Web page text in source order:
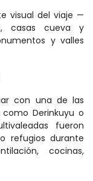
casas cueva y
y valles
con una de las
Derinkuyu o
fueron
refugios durante
cocinas,